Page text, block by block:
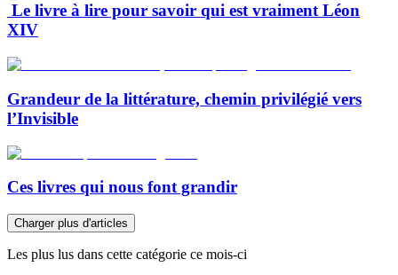
Le livre à lire pour savoir qui est vraiment Léon
XIV
Grandeur de la littérature, chemin privilégié vers
l’Invisible
Ces livres qui nous font grandir
Charger plus d'articles
Les plus lus dans cette catégorie ce mois-ci